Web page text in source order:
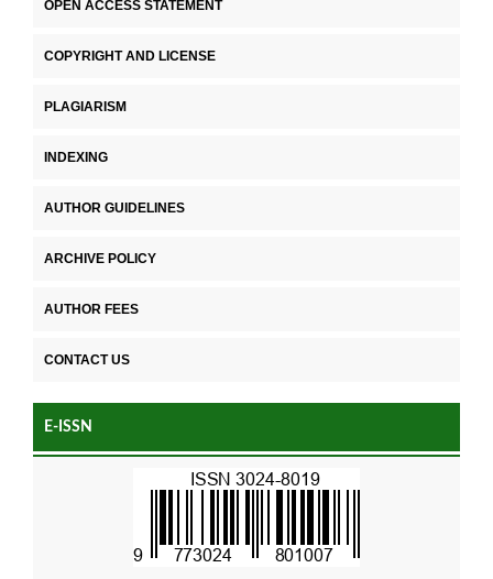
OPEN ACCESS STATEMENT
COPYRIGHT AND LICENSE
PLAGIARISM
INDEXING
AUTHOR GUIDELINES
ARCHIVE POLICY
AUTHOR FEES
CONTACT US
E-ISSN